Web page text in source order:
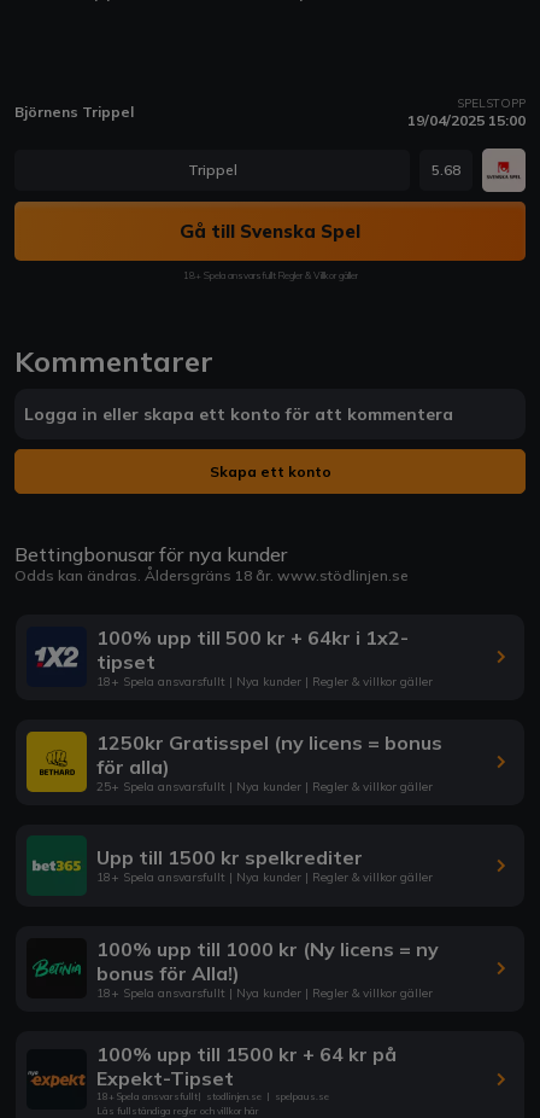
Björnens Trippel SPELSTOPP
19/04/2025 15:00
Trippel 5.68
Gå till Svenska Spel
18+ Spela ansvarsfullt Regler & Villkor gäller
Kommentarer
Logga in eller skapa ett konto för att kommentera
Skapa ett konto
Bettingbonusar för nya kunder
Odds kan ändras. Åldersgräns 18 år. www.stödlinjen.se
100% upp till 500 kr + 64kr i 1x2-
tipset
18+ Spela ansvarsfullt | Nya kunder | Regler & villkor gäller
1250kr Gratisspel (ny licens = bonus
för alla)
25+ Spela ansvarsfullt | Nya kunder | Regler & villkor gäller
Upp till 1500 kr spelkrediter
18+ Spela ansvarsfullt | Nya kunder | Regler & villkor gäller
100% upp till 1000 kr (Ny licens = ny
bonus för Alla!)
18+ Spela ansvarsfullt | Nya kunder | Regler & villkor gäller
100% upp till 1500 kr + 64 kr på
Expekt-Tipset
18+ Spela ansvarsfullt| stodlinjen.se | spelpaus.se
Läs fullständiga regler och villkor här